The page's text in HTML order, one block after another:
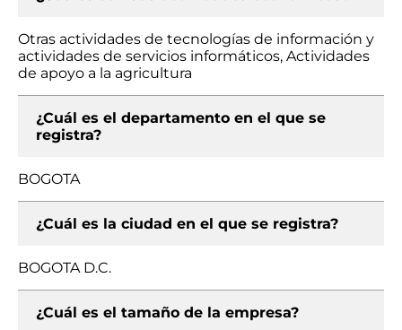
Otras actividades de tecnologías de información y
actividades de servicios informáticos, Actividades
de apoyo a la agricultura
¿Cuál es el departamento en el que se
registra?
BOGOTA
¿Cuál es la ciudad en el que se registra?
BOGOTA D.C.
¿Cuál es el tamaño de la empresa?